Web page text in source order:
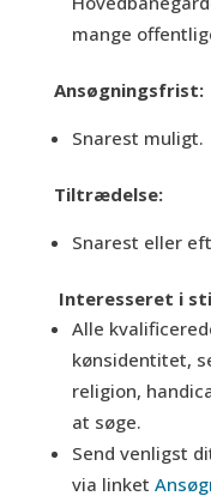
mange
Ansøgningsfrist:
Snarest muligt.
Tiltrædelse:
Snarest eller
Interesseret i
Alle
kønsidentitet,
religion,
at søge.
Send venligst
via linket